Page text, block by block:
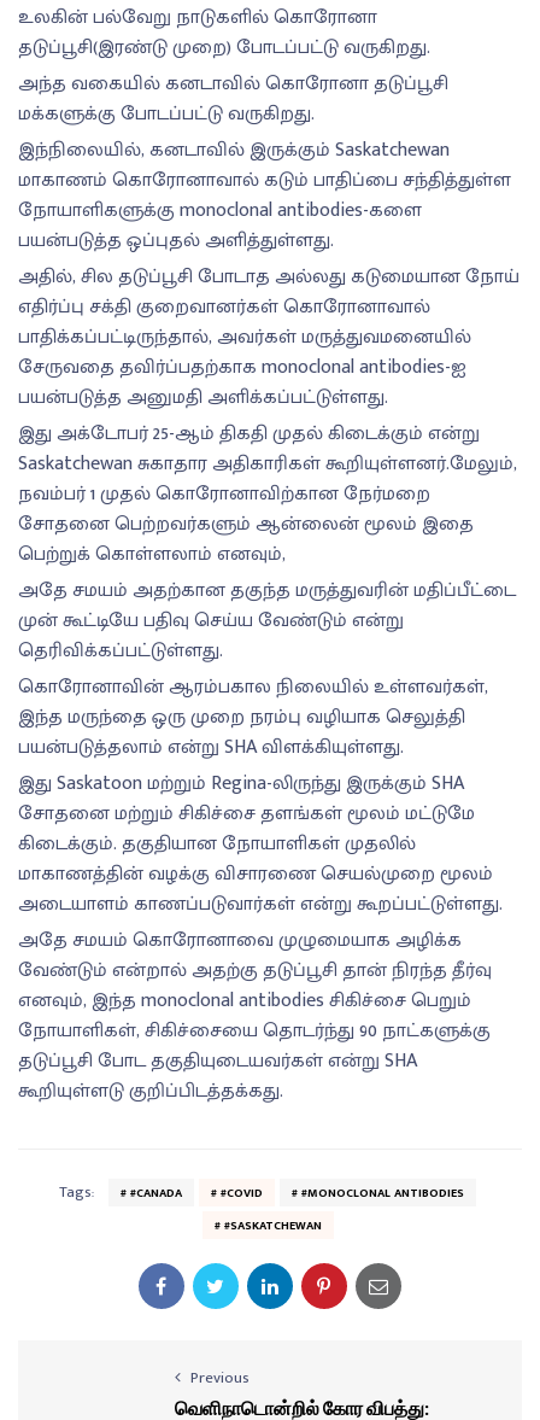
உலகின் பல்வேறு நாடுகளில் கொரோனா
தடுப்பூசி(இரண்டு முறை) போடப்பட்டு வருகிறது.
அந்த வகையில் கனடாவில் கொரோனா தடுப்பூசி
மக்களுக்கு போடப்பட்டு வருகிறது.
இந்நிலையில், கனடாவில் இருக்கும் Saskatchewan
மாகாணம் கொரோனாவால் கடும் பாதிப்பை சந்தித்துள்ள
நோயாளிகளுக்கு monoclonal antibodies-களை
பயன்படுத்த ஒப்புதல் அளித்துள்ளது.
அதில், சில தடுப்பூசி போடாத அல்லது கடுமையான நோய்
எதிர்ப்பு சக்தி குறைவானர்கள் கொரோனாவால்
பாதிக்கப்பட்டிருந்தால், அவர்கள் மருத்துவமனையில்
சேருவதை தவிர்ப்பதற்காக monoclonal antibodies-ஐ
பயன்படுத்த அனுமதி அளிக்கப்பட்டுள்ளது.
இது அக்டோபர் 25-ஆம் திகதி முதல் கிடைக்கும் என்று
Saskatchewan சுகாதார அதிகாரிகள் கூறியுள்ளனர்.மேலும்,
நவம்பர் 1 முதல் கொரோனாவிற்கான நேர்மறை
சோதனை பெற்றவர்களும் ஆன்லைன் மூலம் இதை
பெற்றுக் கொள்ளலாம் எனவும்,
அதே சமயம் அதற்கான தகுந்த மருத்துவரின் மதிப்பீட்டை
முன் கூட்டியே பதிவு செய்ய வேண்டும் என்று
தெரிவிக்கப்பட்டுள்ளது.
கொரோனாவின் ஆரம்பகால நிலையில் உள்ளவர்கள்,
இந்த மருந்தை ஒரு முறை நரம்பு வழியாக செலுத்தி
பயன்படுத்தலாம் என்று SHA விளக்கியுள்ளது.
இது Saskatoon மற்றும் Regina-லிருந்து இருக்கும் SHA
சோதனை மற்றும் சிகிச்சை தளங்கள் மூலம் மட்டுமே
கிடைக்கும். தகுதியான நோயாளிகள் முதலில்
மாகாணத்தின் வழக்கு விசாரணை செயல்முறை மூலம்
அடையாளம் காணப்படுவார்கள் என்று கூறப்பட்டுள்ளது.
அதே சமயம் கொரோனாவை முழுமையாக அழிக்க
வேண்டும் என்றால் அதற்கு தடுப்பூசி தான் நிரந்த தீர்வு
எனவும், இந்த monoclonal antibodies சிகிச்சை பெறும்
நோயாளிகள், சிகிச்சையை தொடர்ந்து 90 நாட்களுக்கு
தடுப்பூசி போட தகுதியுடையவர்கள் என்று SHA
கூறியுள்ளடு குறிப்பிடத்தக்கது.
Tags: #CANADA #COVID
#MONOCLONAL ANTIBODIES
#SASKATCHEWAN
Previous
வெளிநாடொன்றில் கோர விபத்து: